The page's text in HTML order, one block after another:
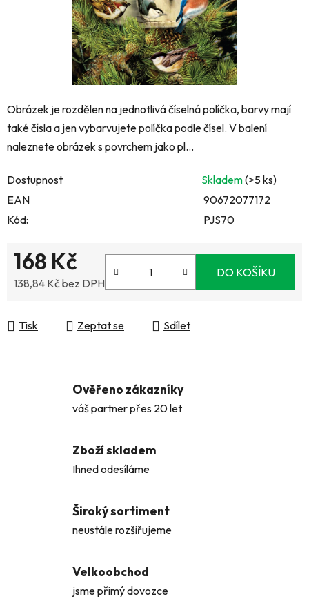
Obrázek je rozdělen na jednotlivá číselná políčka, barvy mají
také čísla a jen vybarvujete políčka podle čísel. V balení
naleznete obrázek s povrchem jako pl...
Dostupnost Skladem(>5 ks)
EAN
90672077172
Kód:
PJS70
168 Kč
138,84 Kč bez DPH
DO KOŠÍKU
Tisk Zeptat se Sdílet
Ověřeno zákazníky
váš partner přes 20 let
Zboží skladem
Ihned odesíláme
Široký sortiment
neustále rozšiřujeme
Velkoobchod
jsme přimý dovozce